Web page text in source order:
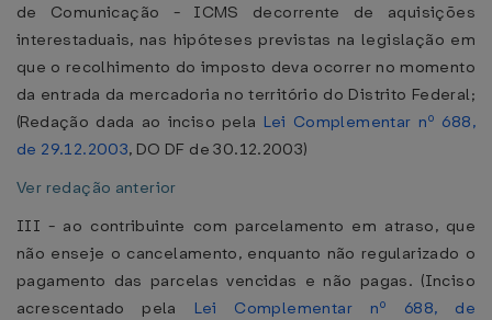
de Comunicação - ICMS decorrente de aquisições
interestaduais, nas hipóteses previstas na legislação em
que o recolhimento do imposto deva ocorrer no momento
da entrada da mercadoria no território do Distrito Federal;
(Redação dada ao inciso pela Lei Complementar nº 688,
de 29.12.2003, DO DF de 30.12.2003)
Ver redação anterior
III - ao contribuinte com parcelamento em atraso, que
não enseje o cancelamento, enquanto não regularizado o
pagamento das parcelas vencidas e não pagas. (Inciso
acrescentado pela Lei Complementar nº 688, de